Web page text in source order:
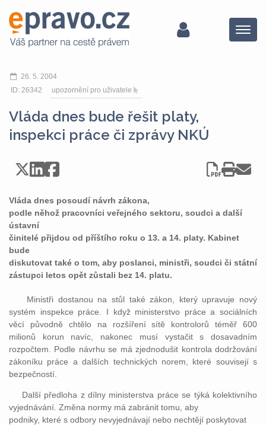
Menu
26. 5. 2004
ID: 26342
upozornění pro uživatele
Vláda dnes bude řešit platy,
inspekci práce či zprávy NKÚ
Vláda dnes posoudí návrh zákona,
podle něhož pracovníci veřejného sektoru, soudci a další
ústavní
činitelé přijdou od příštího roku o 13. a 14. platy. Kabinet
bude
diskutovat také o tom, aby poslanci, ministři, soudci či státní
zástupci letos opět zůstali bez 14. platu.
Ministři dostanou na stůl také zákon, který upravuje nový
systém inspekce práce. I když ministerstvo práce a sociálních
věcí původně chtělo na rozšíření sítě kontrolorů téměř 600
milionů korun navíc, nakonec musí vystačit s dosavadním
rozpočtem. Podle návrhu se má zjednodušit kontrola dodržování
zákoníku práce a dalších technických norem, které souvisejí s
bezpečností.
Další předloha z dílny ministerstva práce se týká kolektivního
vyjednávání. Změna normy má zabránit tomu, aby
podniky, které s odbory nevyjednávají nebo nechtějí poskytovat